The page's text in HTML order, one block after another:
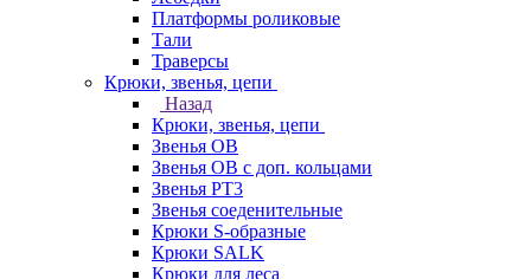
Платформы роликовые
Тали
Траверсы
Крюки, звенья, цепи
Назад
Крюки, звенья, цепи
Звенья ОВ
Звенья ОВ с доп. кольцами
Звенья РТ3
Звенья соеденительные
Крюки S-образные
Крюки SALK
Крюки для леса